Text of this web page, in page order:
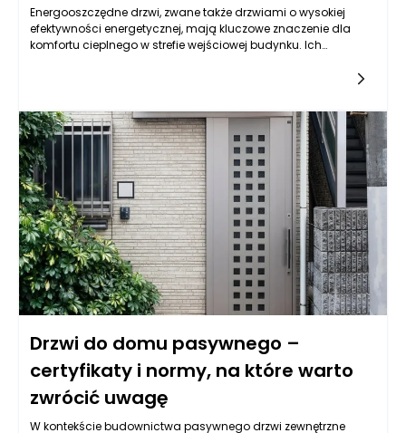
Energooszczędne drzwi, zwane także drzwiami o wysokiej
efektywności energetycznej, mają kluczowe znaczenie dla
komfortu cieplnego w strefie wejściowej budynku. Ich
wszystkim minimalizowanie strat ciepła. Dzięki zastosowaniu
drzwi skutecznie oddzielają wnętrze od warunków panujących
na zewnątrz, co przekłada się na uzyskanie stabilnej
temperatury w pomieszczeniach, gdzie często występuje
zmiana temperatury, zwłaszcza przy wchodzeniu i
wychodzeniu ludzi. Zmniejszenie przewodzenia ciepła poprzez
drzwi prowadzi do mniejszych kosztów ogrzewania oraz
zwiększenia komfortu mieszkańców, szczególnie w
miesiącach zimowych.
Drzwi do domu pasywnego –
certyfikaty i normy, na które warto
zwrócić uwagę
W kontekście budownictwa pasywnego drzwi zewnętrzne